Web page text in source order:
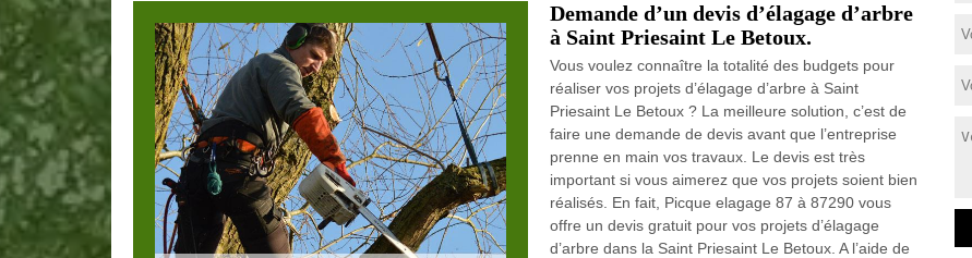
Demande d’un devis d’élagage d’arbre
à Saint Priesaint Le Betoux.
Vous voulez connaître la totalité des budgets pour
réaliser vos projets d’élagage d’arbre à Saint
Priesaint Le Betoux ? La meilleure solution, c’est de
faire une demande de devis avant que l’entreprise
prenne en main vos travaux. Le devis est très
important si vous aimerez que vos projets soient bien
réalisés. En fait, Picque elagage 87 à 87290 vous
offre un devis gratuit pour vos projets d’élagage
d’arbre dans la Saint Priesaint Le Betoux. A l’aide de